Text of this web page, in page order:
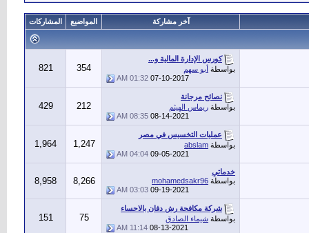
آخر مشاركة المواضيع المشاركات
كورس الإدارة المالية و...
بواسطة أبو سهم
07-10-2017
01:32 AM
354
821
نصائح مرجانة
بواسطة ريماس الهيثم
08-14-2021
08:35 AM
212
429
عمليات التخسيس في مصر
بواسطة abslam
09-05-2021
04:04 AM
1,247
1,964
خدماتي
بواسطة mohamedsakr96
09-19-2021
03:03 AM
8,266
8,958
شركة مكافحة رش دفان بالاحساء
بواسطة شيماء الصادق
08-13-2021
11:14 AM
75
151